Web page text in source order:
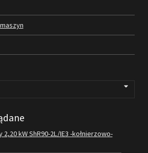
kW ShR90-2L/IE3 -kołnierzowo-